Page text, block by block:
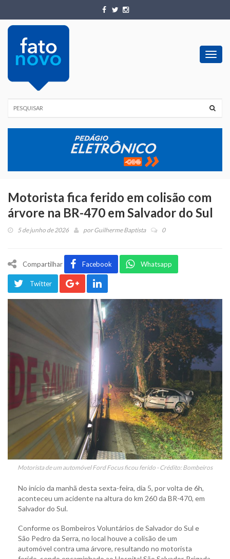
Motorista fica ferido em colisão com
árvore na BR-470 em Salvador do Sul
5 de junho de 2026 porGuilherme Baptista 0
Compartilhar Facebook Whatsapp
Twitter
Motorista de um automóvel Ford Focus ficou ferido - Crédito: Bombeiros
No início da manhã desta sexta-feira, dia 5, por volta de 6h,
aconteceu um acidente na altura do km 260 da BR-470, em
Salvador do Sul.
Conforme os Bombeiros Voluntários de Salvador do Sul e
São Pedro da Serra, no local houve a colisão de um
automóvel contra uma árvore, resultando no motorista